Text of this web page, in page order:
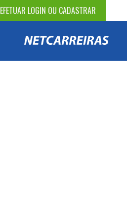
EFETUAR LOGIN OU CADASTRAR